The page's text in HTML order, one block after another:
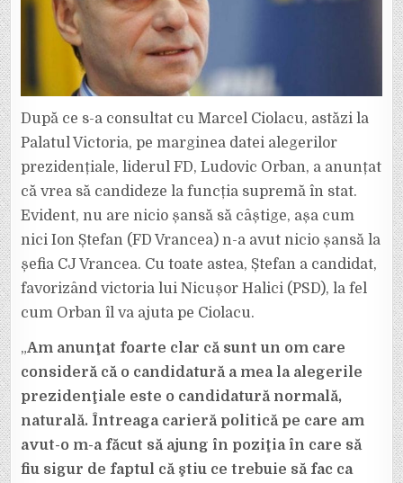
CIOLACU.
După ce s-a consultat cu Marcel Ciolacu, astăzi la
Palatul Victoria, pe marginea datei alegerilor
prezidențiale, liderul FD, Ludovic Orban, a anunțat
că vrea să candideze la funcția supremă în stat.
Evident, nu are nicio șansă să câștige, așa cum
nici Ion Ștefan (FD Vrancea) n-a avut nicio șansă la
șefia CJ Vrancea. Cu toate astea, Ștefan a candidat,
favorizând victoria lui Nicușor Halici (PSD), la fel
cum Orban îl va ajuta pe Ciolacu.
„Am anunţat foarte clar că sunt un om care
consideră că o candidatură a mea la alegerile
prezidenţiale este o candidatură normală,
naturală. Întreaga carieră politică pe care am
avut-o m-a făcut să ajung în poziţia în care să
fiu sigur de faptul că ştiu ce trebuie să fac ca